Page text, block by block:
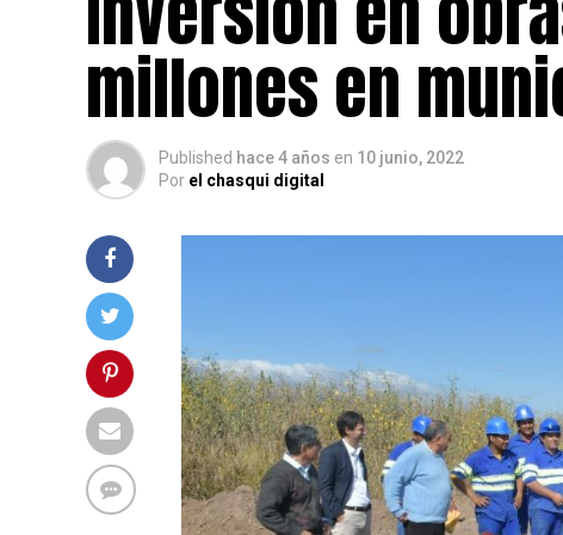
millones en
Published hace 4 años en 10 junio, 2022
Por el chasqui digital